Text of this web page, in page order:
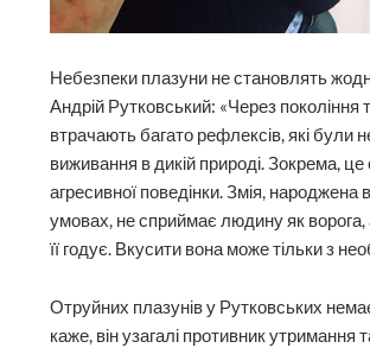
Небезпеки плазуни не становлять
Андрій Рутковський: «Через покоління
втрачають багато рефлексів, які були
виживання в дикій природі. Зокрема, це
агресивної поведінки. Змія, народжена
умовах, не сприймає людину як ворога,
її годує. Вкусити вона може тільки з
Отруйних плазунів у Рутковських
каже, він узагалі противник утримання